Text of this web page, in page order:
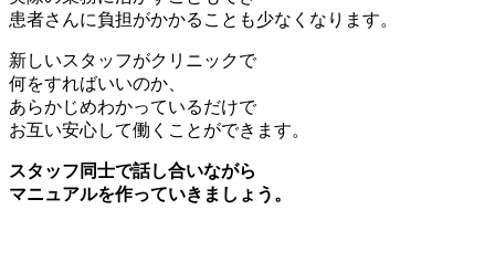
患者さんに負担がかかることも少なくなります。
新しいスタッフがクリニックで
何をすればいいのか、
あらかじめわかっているだけで
お互い安心して働くことができます。
スタッフ同士で話し合いながら
マニュアルを作っていきましょう。